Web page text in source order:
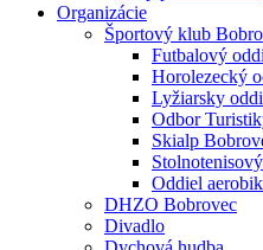
Organizácie
Športový klub
Futbalový
Horolezecký
Lyžiarsky
Odbor
Skialp
Oddiel
DHZO Bobrovec
Divadlo